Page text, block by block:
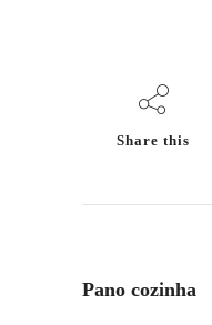
Share this
Pano cozinha